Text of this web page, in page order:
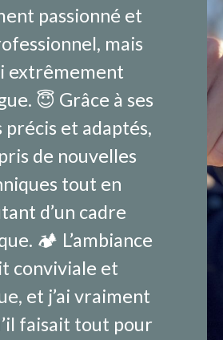
passionné et
mais
extrêmement
😇 Grâce à ses
précis et adaptés,
de nouvelles
tout en
d’un cadre
🏕️ L’ambiance
conviviale et
et j’ai vraiment
faisait tout pour